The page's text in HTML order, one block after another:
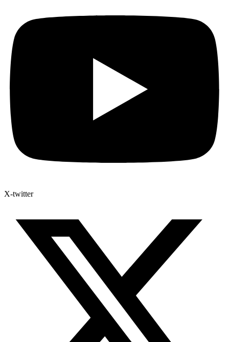
X-twitter